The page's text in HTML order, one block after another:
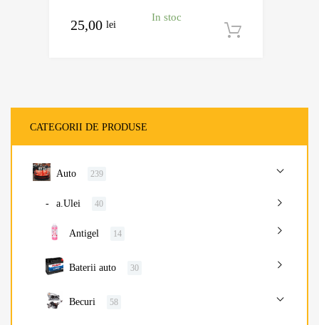
25,00 lei
In stoc
CATEGORII DE PRODUSE
Auto 239
a.Ulei 40
Antigel 14
Baterii auto 30
Becuri 58